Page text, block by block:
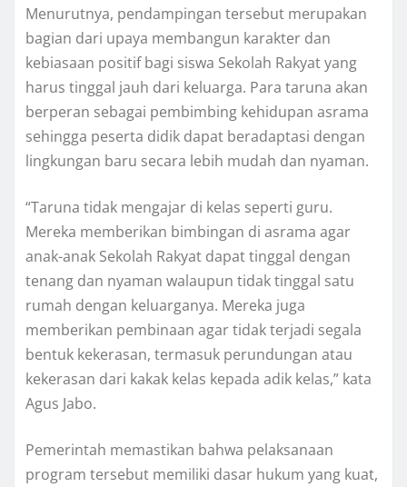
Menurutnya, pendampingan tersebut merupakan
bagian dari upaya membangun karakter dan
kebiasaan positif bagi siswa Sekolah Rakyat yang
harus tinggal jauh dari keluarga. Para taruna akan
berperan sebagai pembimbing kehidupan asrama
sehingga peserta didik dapat beradaptasi dengan
lingkungan baru secara lebih mudah dan nyaman.
“Taruna tidak mengajar di kelas seperti guru.
Mereka memberikan bimbingan di asrama agar
anak-anak Sekolah Rakyat dapat tinggal dengan
tenang dan nyaman walaupun tidak tinggal satu
rumah dengan keluarganya. Mereka juga
memberikan pembinaan agar tidak terjadi segala
bentuk kekerasan, termasuk perundungan atau
kekerasan dari kakak kelas kepada adik kelas,” kata
Agus Jabo.
Pemerintah memastikan bahwa pelaksanaan
program tersebut memiliki dasar hukum yang kuat,